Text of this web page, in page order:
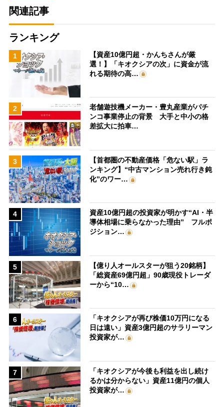
関連記事
ランキング
1
【資産10億円超・かんちさんが厳
選！】「キオクシアの次」に資金が流
れる期待の高…
2
老舗遊技機メーカー・豊丸産業がパチ
ンコ事業停止の背景 大手と中小の格
差拡大に拍車…
3
【首都圏の不動産価格「危ない駅」ラ
ンキング】“中古マンション売れ行き鈍
化”のワー…
4
資産10億円超の投資家が明かす“AI・半
導体相場に乗らなかった理由” フルポ
ジション…
5
【億り人オールスターが狙う20銘柄】
「総資産69億円超」90歳現役トレーダ
ーから“10…
6
「キオクシアが再び株価10万円になる
日は遠い」資産3億円超のサラリーマン
投資家が…
7
「キオクシアが今後も利益を出し続け
るかは分からない」資産11億円の個人
投資家が…